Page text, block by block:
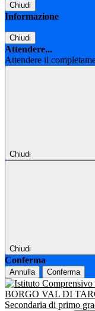
Chiudi
Informazione
Chiudi
Attendere...
Attendere il
Chiudi
Chiudi
Conferma
Annulla Conferma
BORGO VAL DI
Secondaria di primo